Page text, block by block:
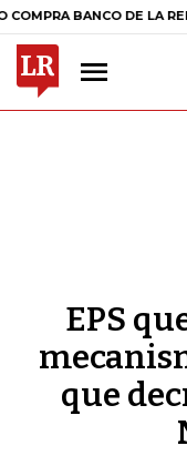
DE LA REPÚBLICA
EPS
que